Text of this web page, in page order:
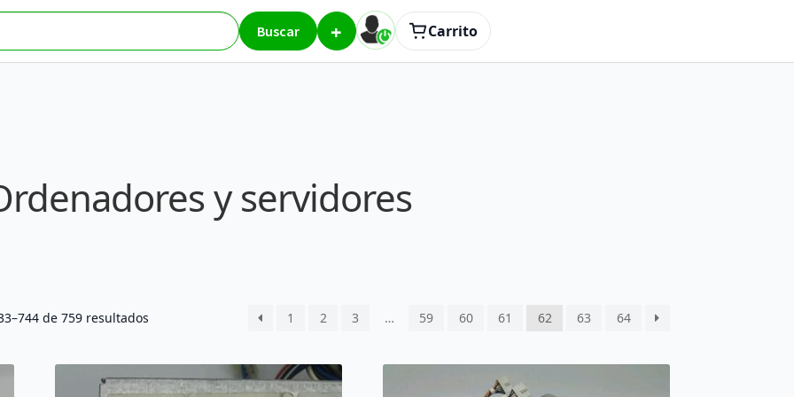
Buscar + Carrito
y servidores
de 759 resultados 1 2 3 … 59 60 61 62 63 64